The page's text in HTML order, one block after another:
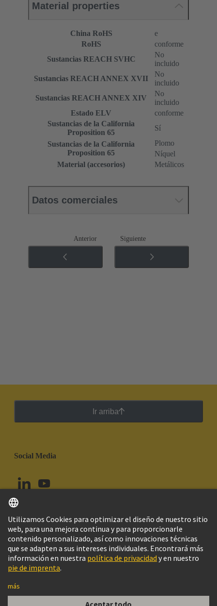
Material properties
China RoHS
e
RoHS
conforme
Sustancias REACH SVHC
No
incluido
Sustancias REACH ANNEX XVII
No
incluido
Sustancias REACH ANNEX XIV
No
incluido
Estado ELV
conforme
Sustancias de la California
Proposition 65
Sí
Sustancias de la California
Proposition 65
Plomo
Níquel
Material (accesorios)
Metálicos
Datos comerciales
Anterior Siguiente
Ir arriba
Social Media
Perú Español
© Grupo Tecnológico HARTING
Imprint
Aviso Legal WebInformación al cliente